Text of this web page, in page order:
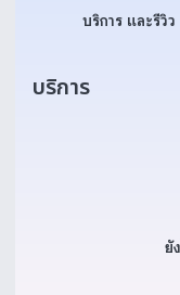
บริการ และรีวิว
บริการ
ยั